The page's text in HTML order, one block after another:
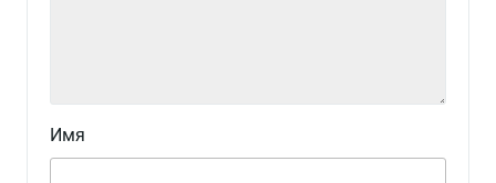
Имя